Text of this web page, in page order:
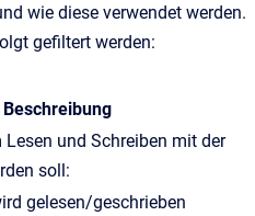
wie diese verwendet werden.
gefiltert werden:
Beschreibung
und Schreiben mit der
soll:
gelesen/geschrieben